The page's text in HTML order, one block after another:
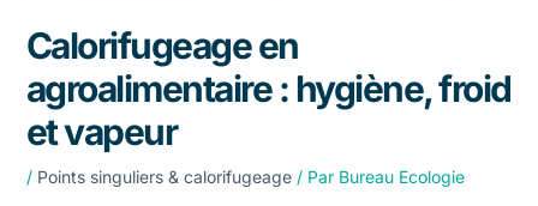
Calorifugeage en
agroalimentaire : hygiène, froid
et vapeur
/ Points singuliers & calorifugeage/ Par Bureau Ecologie